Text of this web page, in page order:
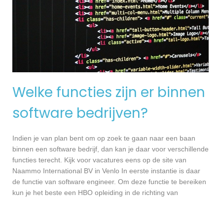
Welke functies zijn er binnen
software bedrijven?
Indien je van plan bent om op zoek te gaan naar een baan
binnen een software bedrijf, dan kan je daar voor verschillende
functies terecht. Kijk voor vacatures eens op de site van
Naammo International BV in Venlo In eerste instantie is daar
de functie van software engineer. Om deze functie te bereiken
kun je het beste een HBO opleiding in de richting van